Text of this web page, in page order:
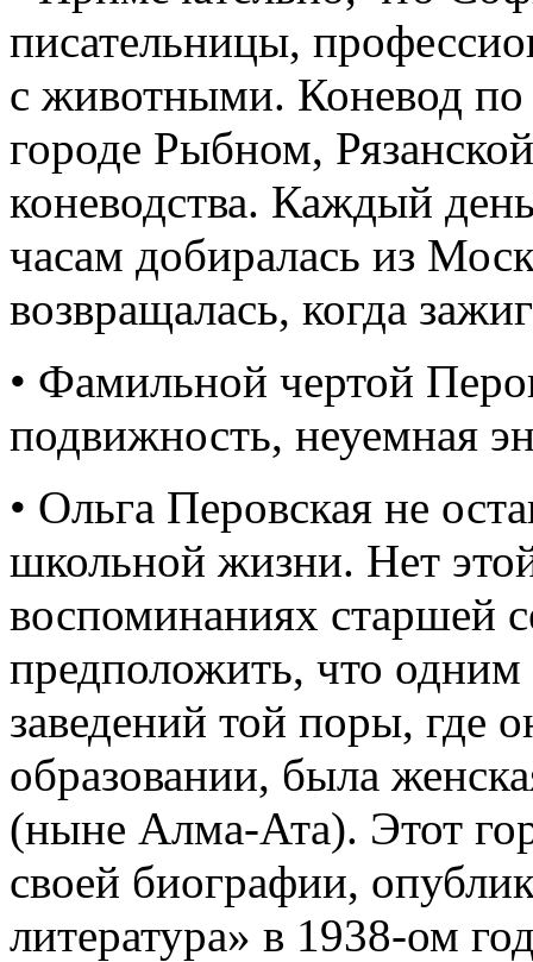
писательницы,
с животными. Коневод по
городе Рыбном,
коневодства. Каждый
часам добиралась из
возвращалась, когда
• Фамильной чертой
подвижность, неуемная
• Ольга Перовская не
школьной жизни. Нет
воспоминаниях
предположить, что
заведений той поры, где
образовании, была
(ныне Алма-Ата). Этот
своей биографии,
литература» в 1938-ом